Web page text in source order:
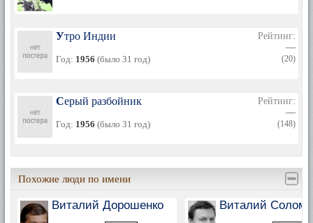
Утро Индии
Год: 1956 (было 31 год)
Рейтинг:
—
(20)
Серый разбойник
Год: 1956 (было 31 год)
Рейтинг:
—
(148)
Похожие люди по имени
Виталий Дорошенко Виталий